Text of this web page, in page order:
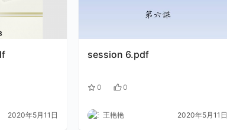
2020年5月11日
session 6.pdf
0 0
王艳艳 2020年5月11日